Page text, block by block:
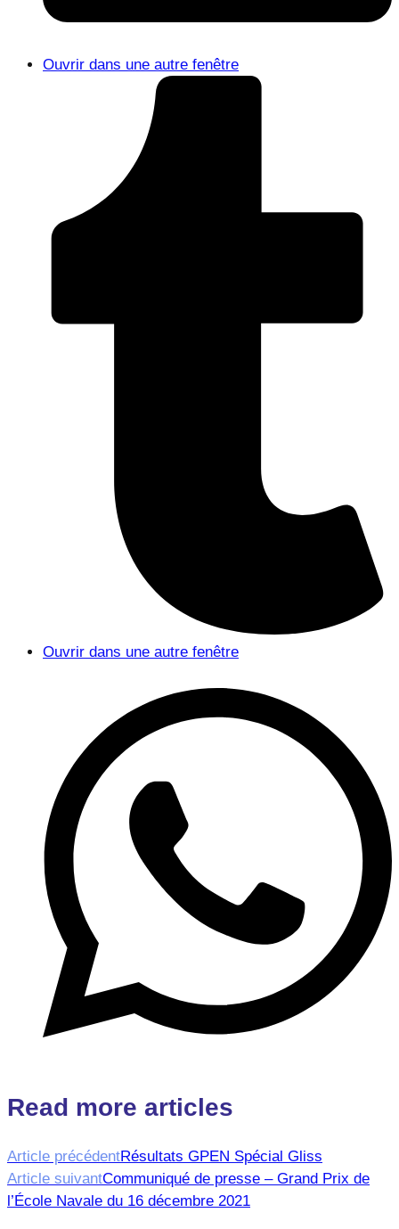
Ouvrir dans une autre fenêtre
Ouvrir dans une autre fenêtre
Read more articles
Article précédentRésultats GPEN Spécial Gliss
Article suivantCommuniqué de presse – Grand Prix de
l’École Navale du 16 décembre 2021